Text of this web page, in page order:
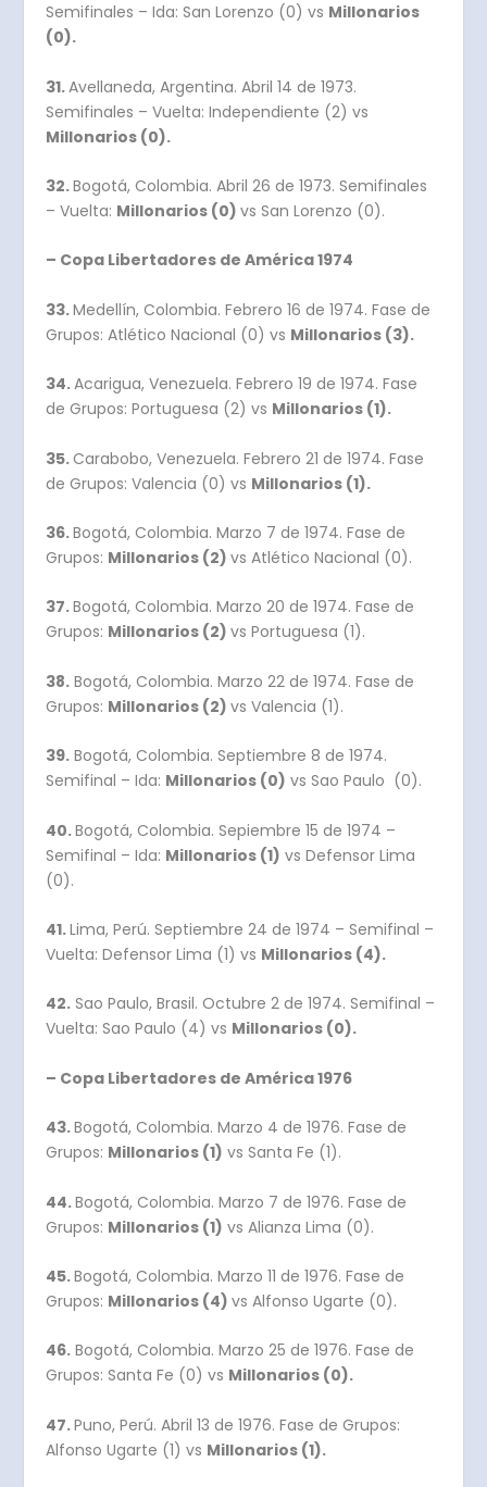
Semifinales – Ida: San Lorenzo (0) vs Millonarios
(0).
31.Avellaneda, Argentina. Abril 14 de 1973.
Semifinales – Vuelta: Independiente (2) vs
Millonarios (0).
32.Bogotá, Colombia. Abril 26 de 1973. Semifinales
– Vuelta: Millonarios (0)vs San Lorenzo (0).
– Copa Libertadores de América 1974
33.Medellín, Colombia. Febrero 16 de 1974. Fase de
Grupos: Atlético Nacional (0) vs Millonarios (3).
34.Acarigua, Venezuela. Febrero 19 de 1974. Fase
de Grupos: Portuguesa (2) vs Millonarios (1).
35. Carabobo, Venezuela. Febrero 21 de 1974. Fase
de Grupos: Valencia (0) vs Millonarios (1).
36.Bogotá, Colombia. Marzo 7 de 1974. Fase de
Grupos: Millonarios (2)vs Atlético Nacional (0).
37.Bogotá, Colombia. Marzo 20 de 1974. Fase de
Grupos: Millonarios (2)vs Portuguesa (1).
38. Bogotá, Colombia. Marzo 22 de 1974. Fase de
Grupos: Millonarios (2)vs Valencia (1).
39. Bogotá, Colombia. Septiembre 8 de 1974.
Semifinal – Ida: Millonarios (0) vs Sao Paulo (0).
40.Bogotá, Colombia. Sepiembre 15 de 1974 –
Semifinal – Ida: Millonarios (1) vs Defensor Lima
(0).
41.Lima, Perú. Septiembre 24 de 1974 – Semifinal –
Vuelta: Defensor Lima (1) vs Millonarios (4).
42. Sao Paulo, Brasil. Octubre 2 de 1974. Semifinal –
Vuelta: Sao Paulo (4) vs Millonarios (0).
– Copa Libertadores de América 1976
43.Bogotá, Colombia. Marzo 4 de 1976. Fase de
Grupos: Millonarios (1) vs Santa Fe (1).
44.Bogotá, Colombia. Marzo 7 de 1976. Fase de
Grupos: Millonarios (1) vs Alianza Lima (0).
45.Bogotá, Colombia. Marzo 11 de 1976. Fase de
Grupos: Millonarios (4)vs Alfonso Ugarte (0).
46. Bogotá, Colombia. Marzo 25 de 1976. Fase de
Grupos: Santa Fe (0) vs Millonarios (0).
47.Puno, Perú. Abril 13 de 1976. Fase de Grupos:
Alfonso Ugarte (1) vs Millonarios (1).